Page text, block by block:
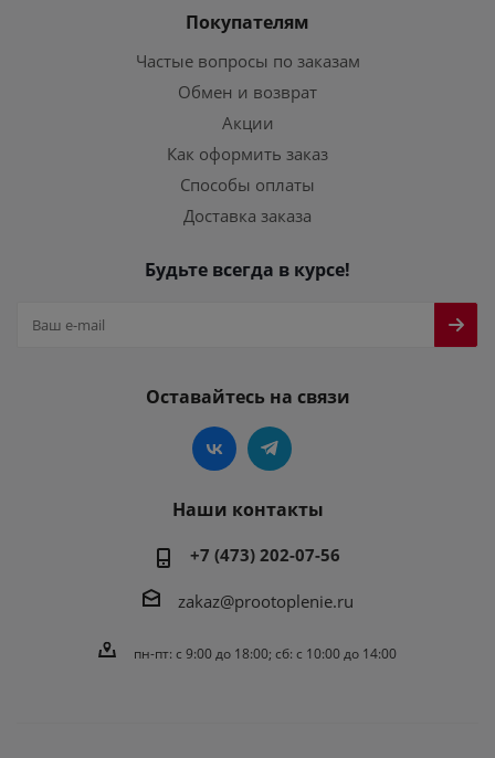
Покупателям
Частые вопросы по заказам
Обмен и возврат
Акции
Как оформить заказ
Способы оплаты
Доставка заказа
Будьте всегда в курсе!
Оставайтесь на связи
Наши контакты
+7 (473) 202-07-56
zakaz@prootoplenie.ru
пн-пт: c 9:00 до 18:00; сб: с 10:00 до 14:00